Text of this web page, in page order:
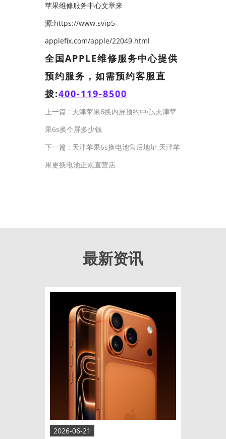
苹果维修服务中心文章来
源:https://www.svip5-
applefix.com/apple/22049.html
全国APPLE维修服务中心提供
预约服务，如需预约客服直
拨:400-119-8500
上一篇 : 天津苹果6换内屏预约中心,天津苹
果6s换个屏多少钱
下一篇 : 天津苹果6s换电池售后地址,天津苹
果更换电池正规直营店
最新资讯
2026-06-21